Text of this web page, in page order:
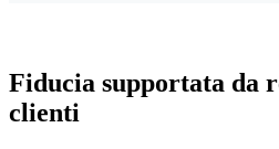
Fiducia supportata da
clienti